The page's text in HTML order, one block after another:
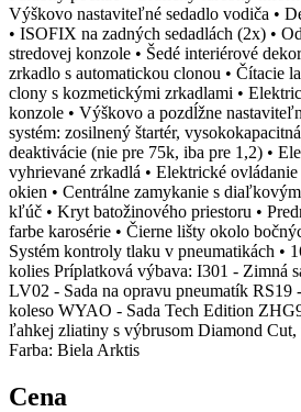
Výškovo nastaviteľné sedadlo vodiča •
• ISOFIX na zadných sedadlách (2x) •
stredovej konzole • Šedé interiérové
zrkadlo s automatickou clonou • Čítacie
clony s kozmetickými zrkadlami •
konzole • Výškovo a pozdĺžne
systém: zosilnený štartér,
deaktivácie (nie pre 75k, iba pre 1,2) •
vyhrievané zrkadlá • Elektrické
okien • Centrálne zamykanie s
kľúč • Kryt batožinového priestoru •
farbe karosérie • Čierne lišty okolo
Systém kontroly tlaku v pneumatikách •
kolies Príplatková výbava: I301 - Zimná
LV02 - Sada na opravu pneumatík RS19
koleso WYAO - Sada Tech Edition
ľahkej zliatiny s výbrusom Diamond
Farba: Biela Arktis
Cena